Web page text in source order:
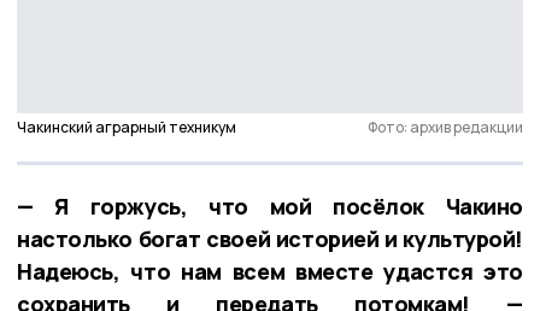
Чакинский аграрный техникум Фото: архив редакции
— Я горжусь, что мой посёлок Чакино
настолько богат своей историей и культурой!
Надеюсь, что нам всем вместе удастся это
сохранить и передать потомкам! —